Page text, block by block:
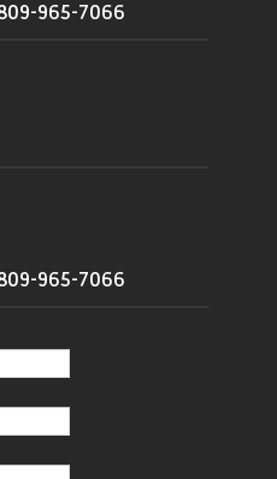
809-965-7066
809-965-7066